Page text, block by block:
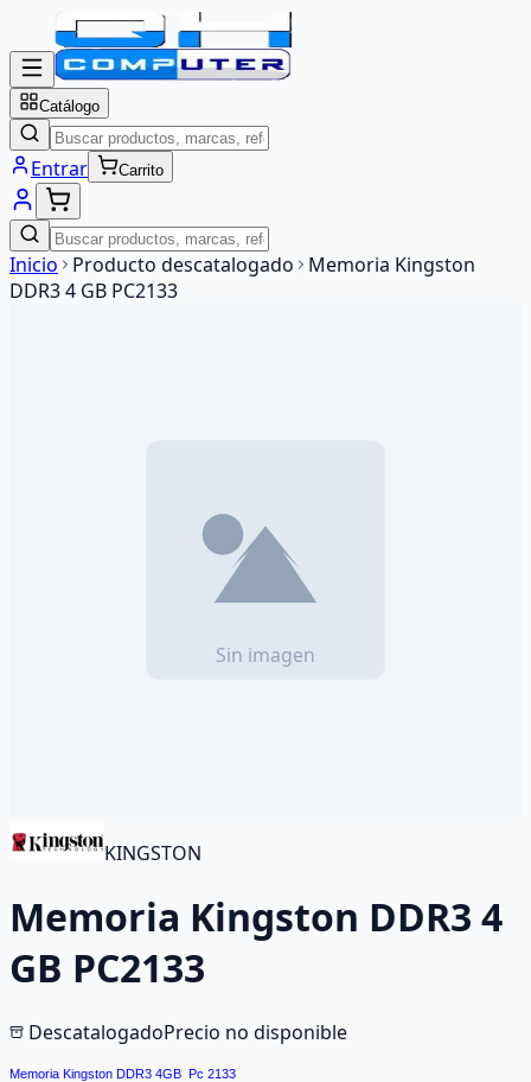
Catálogo
Entrar Carrito
Inicio Producto descatalogado
Memoria Kingston
DDR3 4 GB PC2133
KINGSTON
Memoria Kingston DDR3 4
GB PC2133
DescatalogadoPrecio no disponible
Memoria Kingston DDR3 4GB Pc 2133